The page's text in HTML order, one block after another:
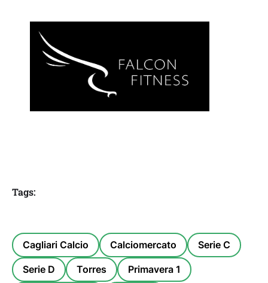
Tags:
Cagliari Calcio Calciomercato Serie C
Serie D Torres Primavera 1